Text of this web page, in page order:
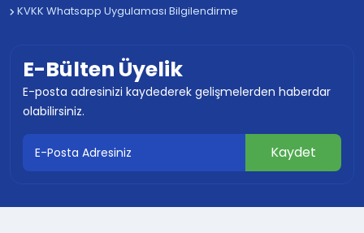
KVKK Whatsapp Uygulaması Bilgilendirme
E-Bülten Üyelik
E-posta adresinizi kaydederek gelişmelerden haberdar
olabilirsiniz.